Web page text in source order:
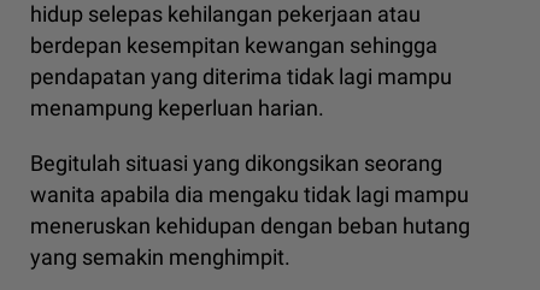
hidup selepas kehilangan pekerjaan atau
berdepan kesempitan kewangan sehingga
pendapatan yang diterima tidak lagi mampu
menampung keperluan harian.
Begitulah situasi yang dikongsikan seorang
wanita apabila dia mengaku tidak lagi mampu
meneruskan kehidupan dengan beban hutang
yang semakin menghimpit.